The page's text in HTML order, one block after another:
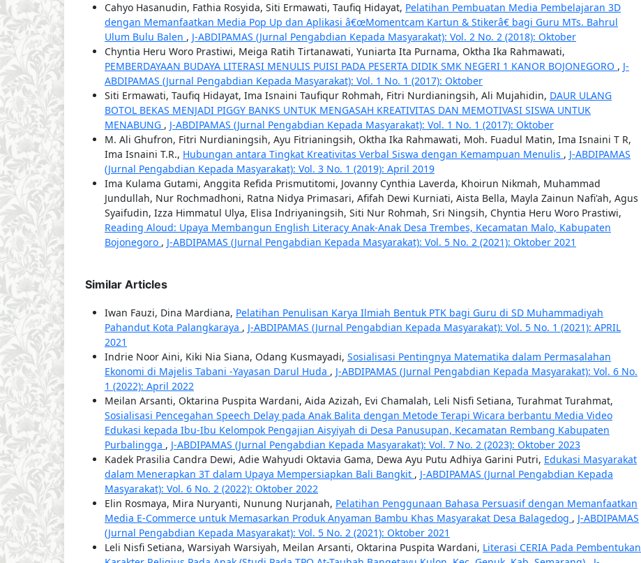
Cahyo Hasanudin, Fathia Rosyida, Siti Ermawati, Taufiq Hidayat, Pelatihan Pembuatan Media Pembelajaran 3D
dengan Memanfaatkan Media Pop Up dan Aplikasi â€œMomentcam Kartun & Stikerâ€ bagi Guru MTs. Bahrul
Ulum Bulu Balen , J-ABDIPAMAS (Jurnal Pengabdian Kepada Masyarakat): Vol. 2 No. 2 (2018): Oktober
Chyntia Heru Woro Prastiwi, Meiga Ratih Tirtanawati, Yuniarta Ita Purnama, Oktha Ika Rahmawati,
PEMBERDAYAAN BUDAYA LITERASI MENULIS PUISI PADA PESERTA DIDIK SMK NEGERI 1 KANOR BOJONEGORO , J-
ABDIPAMAS (Jurnal Pengabdian Kepada Masyarakat): Vol. 1 No. 1 (2017): Oktober
Siti Ermawati, Taufiq Hidayat, Ima Isnaini Taufiqur Rohmah, Fitri Nurdianingsih, Ali Mujahidin, DAUR ULANG
BOTOL BEKAS MENJADI PIGGY BANKS UNTUK MENGASAH KREATIVITAS DAN MEMOTIVASI SISWA UNTUK
MENABUNG , J-ABDIPAMAS (Jurnal Pengabdian Kepada Masyarakat): Vol. 1 No. 1 (2017): Oktober
M. Ali Ghufron, Fitri Nurdianingsih, Ayu Fitrianingsih, Oktha Ika Rahmawati, Moh. Fuadul Matin, Ima Isnaini T R,
Ima Isnaini T.R., Hubungan antara Tingkat Kreativitas Verbal Siswa dengan Kemampuan Menulis , J-ABDIPAMAS
(Jurnal Pengabdian Kepada Masyarakat): Vol. 3 No. 1 (2019): April 2019
Ima Kulama Gutami, Anggita Refida Prismutitomi, Jovanny Cynthia Laverda, Khoirun Nikmah, Muhammad
Jundullah, Nur Rochmadhoni, Ratna Nidya Primasari, Afifah Dewi Kurniati, Aista Bella, Mayla Zainun Nafi'ah, Agus
Syaifudin, Izza Himmatul Ulya, Elisa Indriyaningsih, Siti Nur Rohmah, Sri Ningsih, Chyntia Heru Woro Prastiwi,
Reading Aloud: Upaya Membangun English Literacy Anak-Anak Desa Trembes, Kecamatan Malo, Kabupaten
Bojonegoro , J-ABDIPAMAS (Jurnal Pengabdian Kepada Masyarakat): Vol. 5 No. 2 (2021): Oktober 2021
Similar Articles
Iwan Fauzi, Dina Mardiana, Pelatihan Penulisan Karya Ilmiah Bentuk PTK bagi Guru di SD Muhammadiyah
Pahandut Kota Palangkaraya , J-ABDIPAMAS (Jurnal Pengabdian Kepada Masyarakat): Vol. 5 No. 1 (2021): APRIL
2021
Indrie Noor Aini, Kiki Nia Siana, Odang Kusmayadi, Sosialisasi Pentingnya Matematika dalam Permasalahan
Ekonomi di Majelis Tabani -Yayasan Darul Huda , J-ABDIPAMAS (Jurnal Pengabdian Kepada Masyarakat): Vol. 6 No.
1 (2022): April 2022
Meilan Arsanti, Oktarina Puspita Wardani, Aida Azizah, Evi Chamalah, Leli Nisfi Setiana, Turahmat Turahmat,
Sosialisasi Pencegahan Speech Delay pada Anak Balita dengan Metode Terapi Wicara berbantu Media Video
Edukasi kepada Ibu-Ibu Kelompok Pengajian Aisyiyah di Desa Panusupan, Kecamatan Rembang Kabupaten
Purbalingga , J-ABDIPAMAS (Jurnal Pengabdian Kepada Masyarakat): Vol. 7 No. 2 (2023): Oktober 2023
Kadek Prasilia Candra Dewi, Adie Wahyudi Oktavia Gama, Dewa Ayu Putu Adhiya Garini Putri, Edukasi Masyarakat
dalam Menerapkan 3T dalam Upaya Mempersiapkan Bali Bangkit , J-ABDIPAMAS (Jurnal Pengabdian Kepada
Masyarakat): Vol. 6 No. 2 (2022): Oktober 2022
Elin Rosmaya, Mira Nuryanti, Nunung Nurjanah, Pelatihan Penggunaan Bahasa Persuasif dengan Memanfaatkan
Media E-Commerce untuk Memasarkan Produk Anyaman Bambu Khas Masyarakat Desa Balagedog , J-ABDIPAMAS
(Jurnal Pengabdian Kepada Masyarakat): Vol. 5 No. 2 (2021): Oktober 2021
Leli Nisfi Setiana, Warsiyah Warsiyah, Meilan Arsanti, Oktarina Puspita Wardani, Literasi CERIA Pada Pembentukan